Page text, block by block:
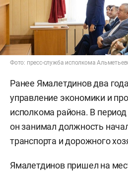
Фото: пресс-служба исполкома
Ранее Ямалетдинов два
управление экономики и
исполкома района. В период
он занимал должность
транспорта и дорожного
Ямалетдинов пришел на